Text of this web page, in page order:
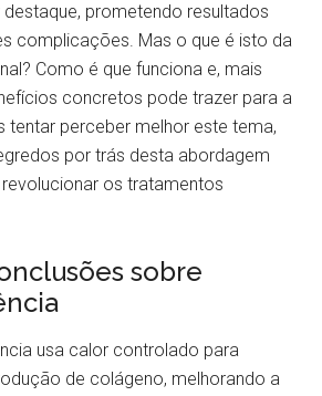
prometendo resultados
complicações. Mas o que é isto da
Como é que funciona e, mais
concretos pode trazer para a
tentar perceber melhor este tema,
por trás desta abordagem
os tratamentos
sobre
usa calor controlado para
de colágeno, melhorando a